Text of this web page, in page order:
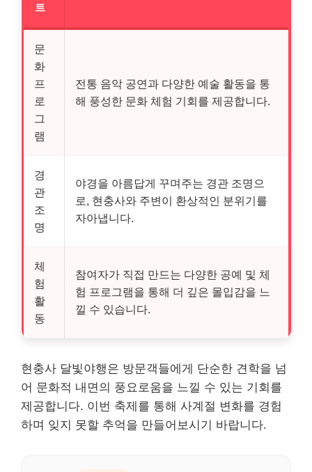
트
문
화
프
로
그
램
전통 음악 공연과 다양한 예술 활동을 통
해 풍성한 문화 체험 기회를 제공합니다.
경
관
조
명
야경을 아름답게 꾸며주는 경관 조명으
로, 현충사와 주변이 환상적인 분위기를
자아냅니다.
체
험
활
동
참여자가 직접 만드는 다양한 공예 및 체
험 프로그램을 통해 더 깊은 몰입감을 느
낄 수 있습니다.
현충사 달빛야행은 방문객들에게 단순한 견학을 넘
어 문화적 내면의 풍요로움을 느낄 수 있는 기회를
제공합니다. 이번 축제를 통해 사계절 변화를 경험
하며 잊지 못할 추억을 만들어보시기 바랍니다.